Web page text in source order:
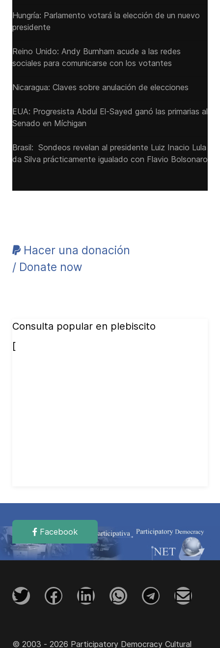
Hungría: Parlamento votará la elección de un nuevo
presidente
Reino Unido: Andy ‌Burnham acude a las redes
sociales para comunicarse con los votantes
Nicaragua: Claves sobre anulación de elecciones
EUA: Progresista Abdul El-Sayed ganó las primarias al
Senado ‌en Míchigan
Brasil: Sondeos revelan al presidente Luiz Inacio Lula
da Silva prácticamente igualado con Flavio Bolsonaro
Hacer una donación
/ Donate now
Consulta popular en plebiscito
[
Facebook
© 2003 - 2026 Participatory Democracy Cultural